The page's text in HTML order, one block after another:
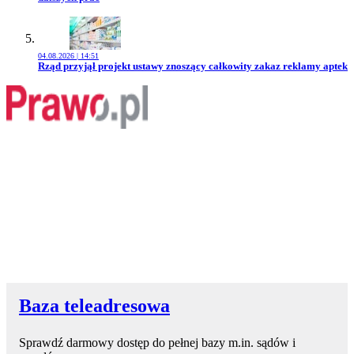
04.08.2026 | 14:51
Przejdź do artykułu:
Rząd przyjął projekt ustawy znoszący całkowity zakaz reklamy aptek
Baza teleadresowa
Sprawdź darmowy dostęp do pełnej bazy m.in. sądów i